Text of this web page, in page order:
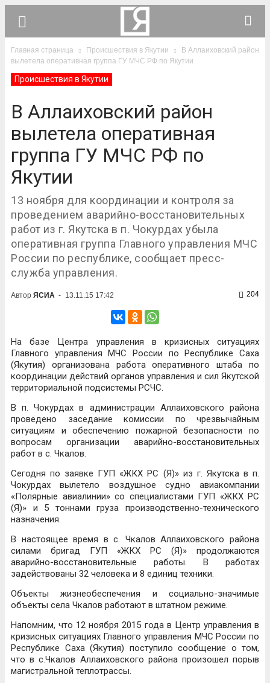
Главная страница Происшествия в Якутии
В Аллаиховский район
вылетела оперативная группа ГУ МЧС РФ по Якутии
Происшествия в Якутии
В Аллаиховский район
вылетела оперативная
группа ГУ МЧС РФ по
Якутии
13 ноября для координации и контроля за
проведением аварийно-восстановительных
работ из г. Якутска в п. Чокурдах убыла
оперативная группа Главного управления МЧС
России по республике, сообщает пресс-
служба управления.
Автор ЯСИА - 13.11.15 17:42 204
На базе Центра управления в кризисных ситуациях
Главного управления МЧС России по Республике Саха
(Якутия) организована работа оперативного штаба по
координации действий органов управления и сил Якутской
территориальной подсистемы РСЧС.
В п. Чокурдах в администрации Аллаиховского района
проведено заседание комиссии по чрезвычайным
ситуациям и обеспечению пожарной безопасности по
вопросам организации аварийно-восстановительных
работ в с. Чкалов.
Сегодня по заявке ГУП «ЖКХ РС (Я)» из г. Якутска в п.
Чокурдах вылетело воздушное судно авиакомпании
«Полярные авиалинии» со специалистами ГУП «ЖКХ РС
(Я)» и 5 тоннами груза производственно-технического
назначения.
В настоящее время в с. Чкалов Аллаиховского района
силами бригад ГУП «ЖКХ РС (Я)» продолжаются
аварийно-восстановительные работы. В работах
задействованы 32 человека и 8 единиц техники.
Объекты жизнеобеспечения и социально-значимые
объекты села Чкалов работают в штатном режиме.
Напомним, что 12 ноября 2015 года в Центр управления в
кризисных ситуациях Главного управления МЧС России по
Республике Саха (Якутия) поступило сообщение о том,
что в с.Чкалов Аллаиховского района произошел порыв
магистральной теплотрассы.